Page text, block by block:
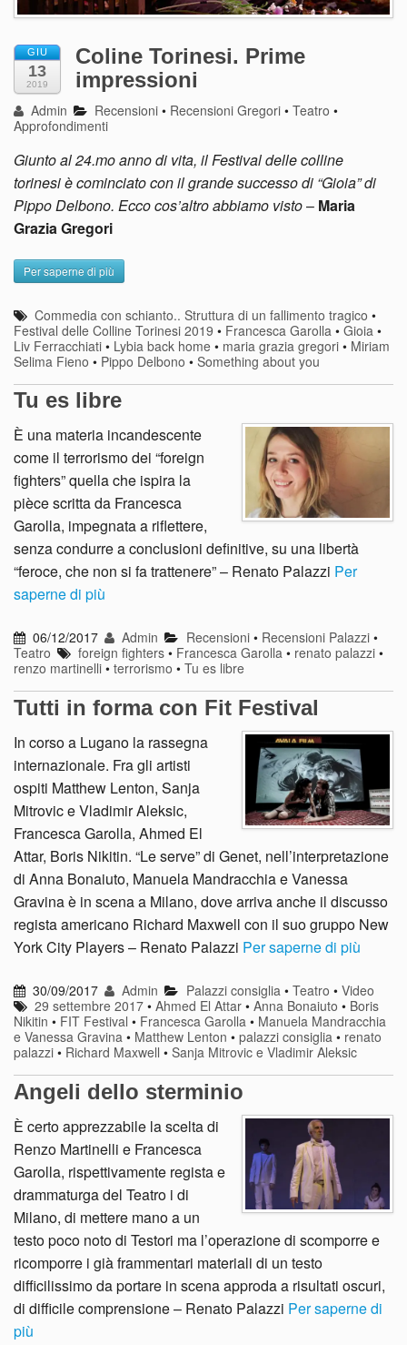
GIU
13
2019
Coline Torinesi. Prime
impressioni
Admin Recensioni • Recensioni Gregori •Teatro •
Approfondimenti
Giunto al 24.mo anno di vita, il Festival delle colline
torinesi è cominciato con il grande successo di “Gioia” di
Pippo Delbono. Ecco cos’altro abbiamo visto– Maria
Grazia Gregori
Per saperne di più
Commedia con schianto.. Struttura di un fallimento tragico •
Festival delle Colline Torinesi 2019 • Francesca Garolla • Gioia •
Liv Ferracchiati • Lybia back home • maria grazia gregori • Miriam
Selima Fieno • Pippo Delbono • Something about you
Tu es libre
È una materia incandescente
come il terrorismo dei “foreign
fighters” quella che ispira la
pièce scritta da Francesca
Garolla, impegnata a riflettere,
senza condurre a conclusioni definitive, su una libertà
“feroce, che non si fa trattenere” – Renato Palazzi Per
saperne di più
06/12/2017 Admin Recensioni• Recensioni Palazzi•
Teatro
foreign fighters • Francesca Garolla • renato palazzi •
renzo martinelli • terrorismo • Tu es libre
Tutti in forma con Fit Festival
In corso a Lugano la rassegna
internazionale. Fra gli artisti
ospiti Matthew Lenton, Sanja
Mitrovic e Vladimir Aleksic,
Francesca Garolla, Ahmed El
Attar, Boris Nikitin. “Le serve” di Genet, nell’interpretazione
di Anna Bonaiuto, Manuela Mandracchia e Vanessa
Gravina è in scena a Milano, dove arriva anche il discusso
regista americano Richard Maxwell con il suo gruppo New
York City Players – Renato Palazzi Per saperne di più
30/09/2017 Admin Palazzi consiglia• Teatro • Video
29 settembre 2017 •Ahmed El Attar •Anna Bonaiuto • Boris
Nikitin • FIT Festival • Francesca Garolla • Manuela Mandracchia
e Vanessa Gravina • Matthew Lenton • palazzi consiglia • renato
palazzi • Richard Maxwell • Sanja Mitrovic e Vladimir Aleksic
Angeli dello sterminio
È certo apprezzabile la scelta di
Renzo Martinelli e Francesca
Garolla, rispettivamente regista e
drammaturga del Teatro i di
Milano, di mettere mano a un
testo poco noto di Testori ma l’operazione di scomporre e
ricomporre i già frammentari materiali di un testo
difficilissimo da portare in scena approda a risultati oscuri,
di difficile comprensione – Renato Palazzi Per saperne di
più